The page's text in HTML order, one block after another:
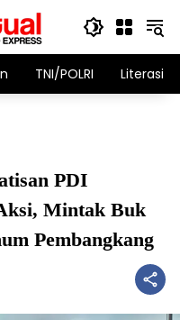
TNI/POLRI Literasi
PDI
Mintak Buk
Pembangkang